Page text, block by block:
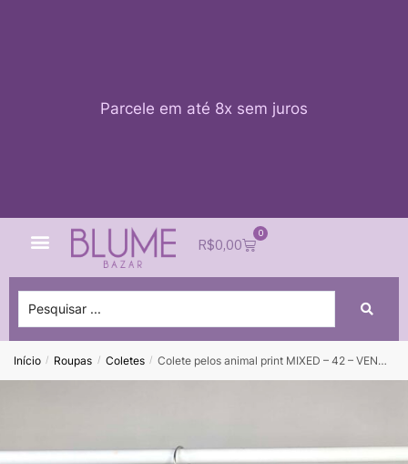
Parcele em até 8x sem juros
R$0,00
0
Início / Roupas / Coletes / Colete pelos animal print MIXED – 42 – VENDIDO SISTEMA OTO